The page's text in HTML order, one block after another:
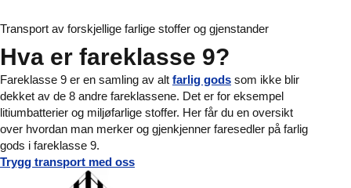
Transport av forskjellige farlige stoffer og gjenstander
Hva er fareklasse 9?
Fareklasse 9 er en samling av alt farlig gods som ikke blir
dekket av de 8 andre fareklassene. Det er for eksempel
litiumbatterier og miljøfarlige stoffer. Her får du en oversikt
over hvordan man merker og gjenkjenner faresedler på farlig
gods i fareklasse 9.
Trygg transport med oss